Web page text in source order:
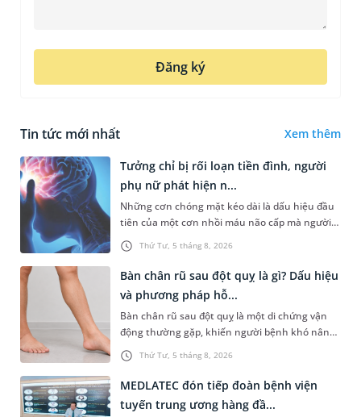
Đăng ký
Tin tức mới nhất Xem thêm
Thứ Tư, 5 tháng 8, 2026
Tưởng chỉ bị rối loạn tiền đình, người
phụ nữ phát hiện n...
Những cơn chóng mặt kéo dài là dấu hiệu đầu
tiên của một cơn nhồi máu não cấp mà người
bệnh không hề hay biết. Tại BVĐK MEDLATEC,
chiến lược chẩn đoán chính...
Thứ Tư, 5 tháng 8, 2026
Bàn chân rũ sau đột quỵ là gì? Dấu hiệu
và phương pháp hỗ...
Bàn chân rũ sau đột quỵ là một di chứng vận
động thường gặp, khiến người bệnh khó nâng
bàn chân khi đi lại, làm tăng nguy cơ vấp ngã và
ảnh hưởng đến khả năn...
MEDLATEC đón tiếp đoàn bệnh viện
tuyến trung ương hàng đầ...